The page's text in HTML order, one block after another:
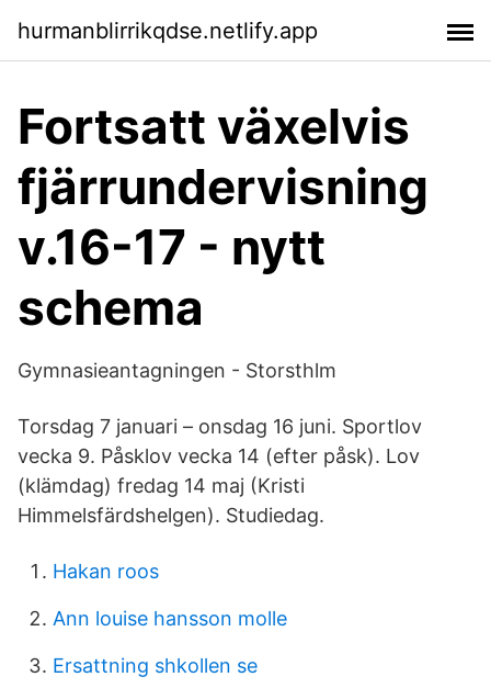
hurmanblirrikqdse.netlify.app
Fortsatt växelvis
fjärrundervisning
v.16-17 - nytt
schema
Gymnasieantagningen - Storsthlm
Torsdag 7 januari – onsdag 16 juni. Sportlov
vecka 9. Påsklov vecka 14 (efter påsk). Lov
(klämdag) fredag 14 maj (Kristi
Himmelsfärdshelgen). Studiedag.
Hakan roos
Ann louise hansson molle
Ersattning shkollen se